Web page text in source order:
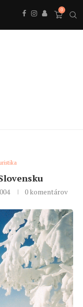
0
0 komentárov